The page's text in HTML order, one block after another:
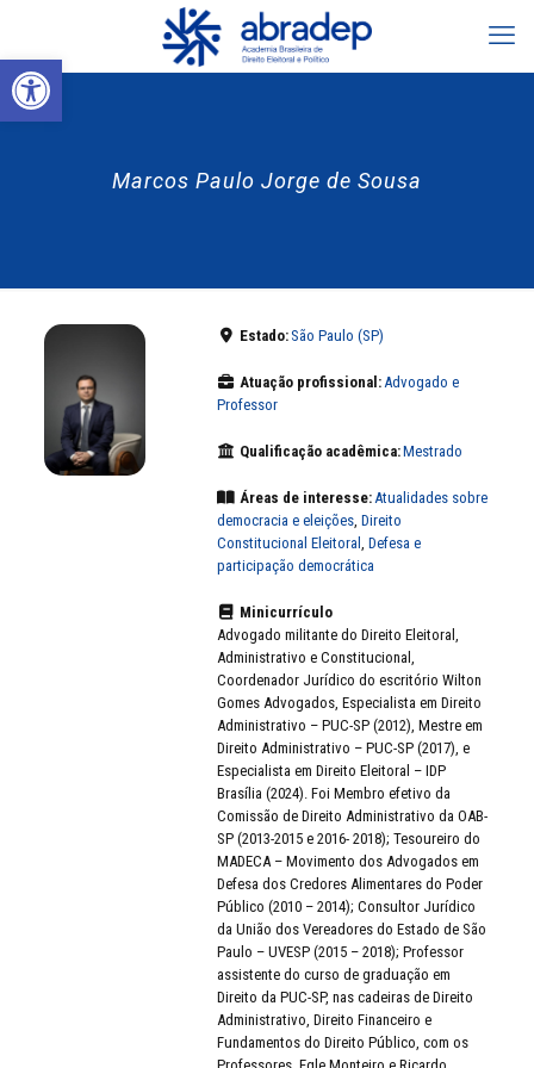
Abrir a barra de ferramentas
Marcos Paulo Jorge de Sousa
Estado:São Paulo (SP)
Atuação profissional:Advogado e
Professor
Qualificação acadêmica:Mestrado
Áreas de interesse:Atualidades sobre
democracia e eleições, Direito
Constitucional Eleitoral , Defesa e
participação democrática
Minicurrículo
Advogado militante do Direito Eleitoral,
Administrativo e Constitucional,
Coordenador Jurídico do escritório Wilton
Gomes Advogados, Especialista em Direito
Administrativo – PUC-SP (2012), Mestre em
Direito Administrativo – PUC-SP (2017), e
Especialista em Direito Eleitoral – IDP
Brasília (2024). Foi Membro efetivo da
Comissão de Direito Administrativo da OAB-
SP (2013-2015 e 2016- 2018); Tesoureiro do
MADECA – Movimento dos Advogados em
Defesa dos Credores Alimentares do Poder
Público (2010 – 2014); Consultor Jurídico
da União dos Vereadores do Estado de São
Paulo – UVESP (2015 – 2018); Professor
assistente do curso de graduação em
Direito da PUC-SP, nas cadeiras de Direito
Administrativo, Direito Financeiro e
Fundamentos do Direito Público, com os